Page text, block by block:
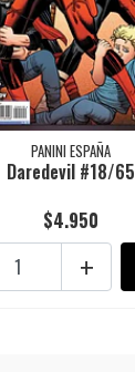
PANINI ESPAÑA
Daredevil #18/65
$4.950
+